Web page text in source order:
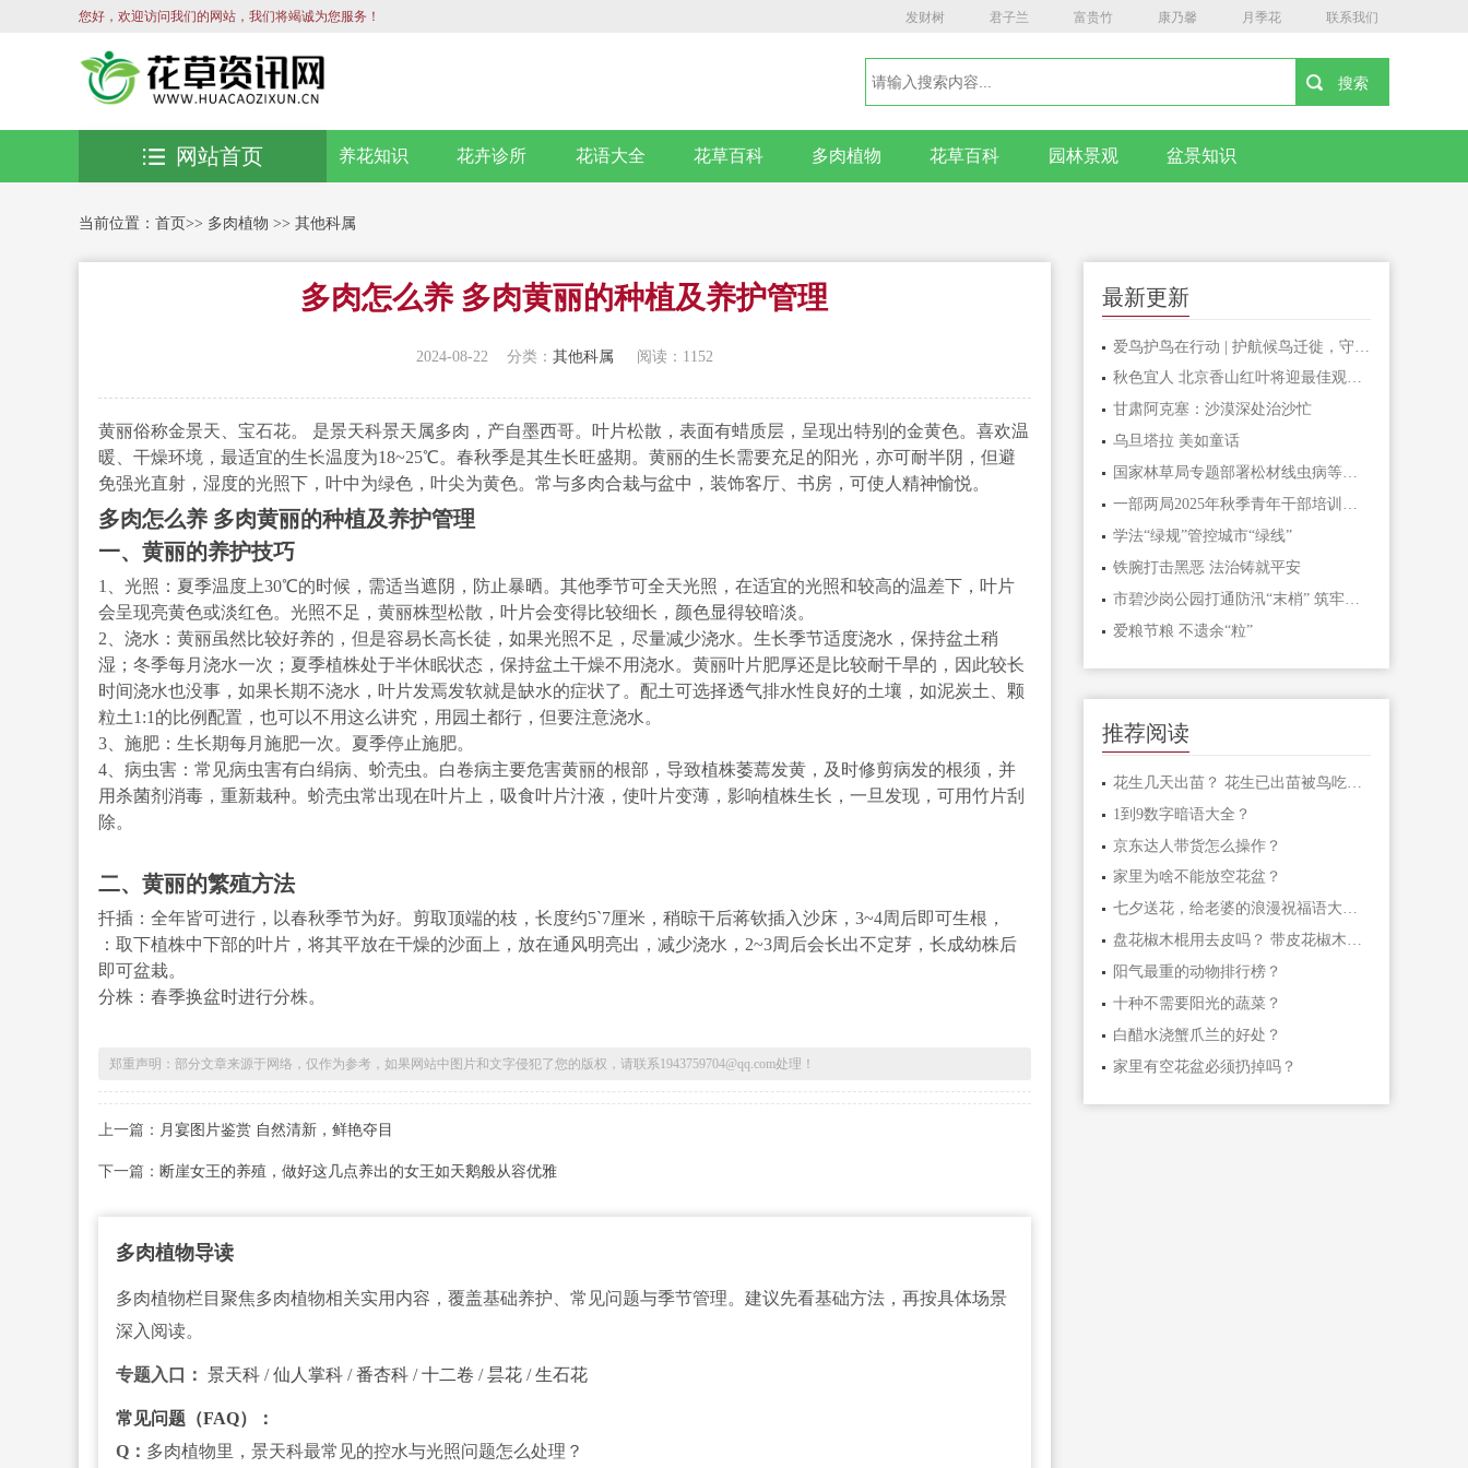
您好，欢迎访问我们的网站，我们将竭诚为您服务！ 发财树 君子兰 富贵竹 康乃馨 月季花 联系我们
养花知识 花卉诊所 花语大全 花草百科 多肉植物 花草百科 园林景观 盆景知识
网站首页
当前位置： 首页>> 多肉植物 >> 其他科属
多肉怎么养 多肉黄丽的种植及养护管理
2024-08-22 分类： 其他科属 阅读：1152
黄丽俗称金景天、宝石花。 是景天科景天属多肉，产自墨西哥。叶片松散，表面有蜡质层，呈现出特别的金黄色。喜欢温
暖、干燥环境，最适宜的生长温度为18~25℃。春秋季是其生长旺盛期。黄丽的生长需要充足的阳光，亦可耐半阴，但避
免强光直射，湿度的光照下，叶中为绿色，叶尖为黄色。常与多肉合栽与盆中，装饰客厅、书房，可使人精神愉悦。
多肉怎么养 多肉黄丽的种植及养护管理
一、黄丽的养护技巧
1、光照：夏季温度上30℃的时候，需适当遮阴，防止暴晒。其他季节可全天光照，在适宜的光照和较高的温差下，叶片
会呈现亮黄色或淡红色。光照不足，黄丽株型松散，叶片会变得比较细长，颜色显得较暗淡。
2、浇水：黄丽虽然比较好养的，但是容易长高长徒，如果光照不足，尽量减少浇水。生长季节适度浇水，保持盆土稍
湿；冬季每月浇水一次；夏季植株处于半休眠状态，保持盆土干燥不用浇水。黄丽叶片肥厚还是比较耐干旱的，因此较长
时间浇水也没事，如果长期不浇水，叶片发焉发软就是缺水的症状了。配土可选择透气排水性良好的土壤，如泥炭土、颗
粒土1:1的比例配置，也可以不用这么讲究，用园土都行，但要注意浇水。
3、施肥：生长期每月施肥一次。夏季停止施肥。
4、病虫害：常见病虫害有白绢病、蚧壳虫。白卷病主要危害黄丽的根部，导致植株萎蔫发黄，及时修剪病发的根须，并
用杀菌剂消毒，重新栽种。蚧壳虫常出现在叶片上，吸食叶片汁液，使叶片变薄，影响植株生长，一旦发现，可用竹片刮
除。
二、黄丽的繁殖方法
扦插：全年皆可进行，以春秋季节为好。剪取顶端的枝，长度约5`7厘米，稍晾干后蒋钦插入沙床，3~4周后即可生根，
：取下植株中下部的叶片，将其平放在干燥的沙面上，放在通风明亮出，减少浇水，2~3周后会长出不定芽，长成幼株后
即可盆栽。
分株：春季换盆时进行分株。
郑重声明：部分文章来源于网络，仅作为参考，如果网站中图片和文字侵犯了您的版权，请联系1943759704@qq.com处理！
上一篇： 月宴图片鉴赏 自然清新，鲜艳夺目
下一篇： 断崖女王的养殖，做好这几点养出的女王如天鹅般从容优雅
多肉植物导读
多肉植物栏目聚焦多肉植物相关实用内容，覆盖基础养护、常见问题与季节管理。建议先看基础方法，再按具体场景
深入阅读。
专题入口： 景天科/仙人掌科/番杏科/十二卷 /昙花/生石花
常见问题（FAQ）：
Q： 多肉植物里，景天科最常见的控水与光照问题怎么处理？
最新更新
秋色宜人 北京香山红叶将迎最佳观赏期
甘肃阿克塞：沙漠深处治沙忙
乌旦塔拉 美如童话
国家林草局专题部署松材线虫病等疫情防控工作
一部两局2025年秋季青年干部培训班和处级干部进修班开班
学法“绿规”管控城市“绿线”
铁腕打击黑恶 法治铸就平安
市碧沙岗公园打通防汛“末梢” 筑牢生态安全屏障
爱粮节粮 不遗余“粒”
推荐阅读
花生几天出苗？ 花生已出苗被鸟吃怎么办？
1到9数字暗语大全？
京东达人带货怎么操作？
家里为啥不能放空花盆？
七夕送花，给老婆的浪漫祝福语大汇总
盘花椒木棍用去皮吗？ 带皮花椒木棍怎样盘玩？
阳气最重的动物排行榜？
十种不需要阳光的蔬菜？
白醋水浇蟹爪兰的好处？
家里有空花盆必须扔掉吗？